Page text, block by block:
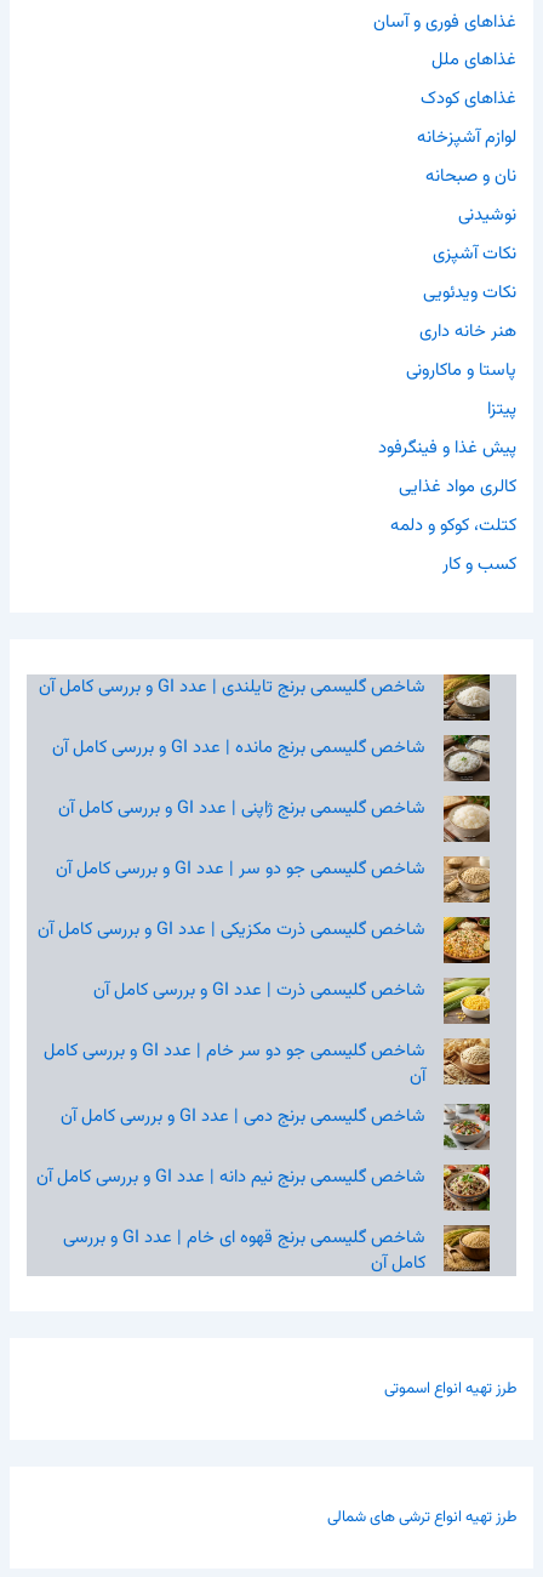
غذاهای فوری و آسان
غذاهای ملل
غذاهای کودک
لوازم آشپزخانه
نان و صبحانه
نوشیدنی
نکات آشپزی
نکات ویدئویی
هنر خانه داری
پاستا و ماکارونی
پیتزا
پیش غذا و فینگرفود
کالری مواد غذایی
کتلت، کوکو و دلمه
کسب و کار
شاخص گلیسمی برنج تایلندی | عدد GI و بررسی کامل آن
شاخص گلیسمی برنج مانده | عدد GI و بررسی کامل آن
شاخص گلیسمی برنج ژاپنی | عدد GI و بررسی کامل آن
شاخص گلیسمی جو دو سر | عدد GI و بررسی کامل آن
شاخص گلیسمی ذرت مکزیکی | عدد GI و بررسی کامل آن
شاخص گلیسمی ذرت | عدد GI و بررسی کامل آن
شاخص گلیسمی جو دو سر خام | عدد GI و بررسی کامل
آن
شاخص گلیسمی برنج دمی | عدد GI و بررسی کامل آن
شاخص گلیسمی برنج نیم‌ دانه | عدد GI و بررسی کامل آن
شاخص گلیسمی برنج قهوه‌ ای خام | عدد GI و بررسی
کامل آن
طرز تهیه انواع اسموتی
طرز تهیه انواع ترشی های شمالی